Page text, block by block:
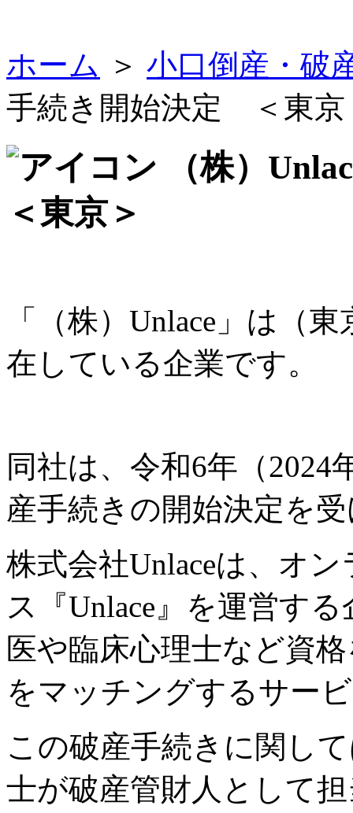
ホーム ＞ 小口倒産・破
手続き開始決定 ＜東京
（株）
＜東京＞
「（株）Unlace」は（
在している企業です。
同社は、令和6年（2024
産手続きの開始決定を
株式会社Unlaceは、オ
ス『Unlace』を運営す
医や臨床心理士など資
をマッチングするサー
この破産手続きに関し
士が破産管財人として